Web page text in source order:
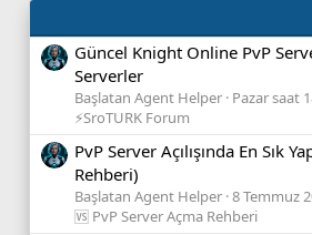
Güncel Knight Online PvP
Serverler
Başlatan Agent Helper Pazar saat
⚡SroTURK Forum
PvP Server Açılışında En Sık
Rehberi)
Başlatan Agent Helper 8 Temmuz
🆚 PvP Server Açma Rehberi